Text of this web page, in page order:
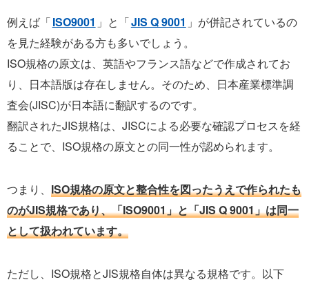
例えば「ISO9001 」と「JIS Q 9001 」が併記されているの
を見た経験がある方も多いでしょう。
ISO規格の原文は、英語やフランス語などで作成されてお
り、日本語版は存在しません。そのため、日本産業標準調
査会(JISC)が日本語に翻訳するのです。
翻訳されたJIS規格は、JISCによる必要な確認プロセスを経
ることで、ISO規格の原文との同一性が認められます。
つまり、 ISO規格の原文と整合性を図ったうえで作られたも
のがJIS規格であり、「ISO9001」と「JIS Q 9001」は同一
として扱われています。
ただし、ISO規格とJIS規格自体は異なる規格です。以下